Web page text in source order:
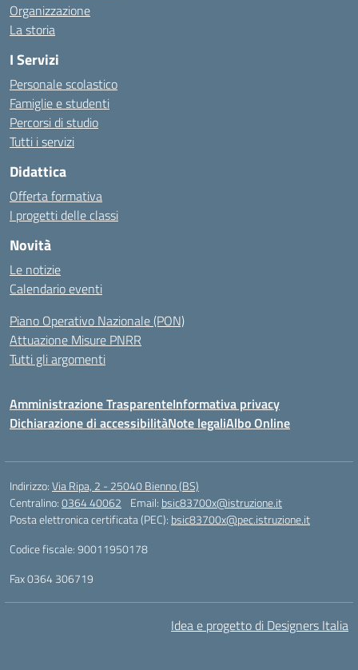
Organizzazione
La storia
I Servizi
Personale scolastico
Famiglie e studenti
Percorsi di studio
Tutti i servizi
Didattica
Offerta formativa
I progetti delle classi
Novità
Le notizie
Calendario eventi
Piano Operativo Nazionale (PON)
Attuazione Misure PNRR
Tutti gli argomenti
Amministrazione TrasparenteInformativa privacy
Dichiarazione di accessibilitàNote legaliAlbo Online
Indirizzo:Via Ripa, 2 - 25040 Bienno (BS)
Centralino:0364 40062 Email: bsic83700x@istruzione.it
Posta elettronica certificata (PEC): bsic83700x@pec.istruzione.it
Codice fiscale: 90011950178
Fax 0364 306719
Idea e progetto di Designers Italia